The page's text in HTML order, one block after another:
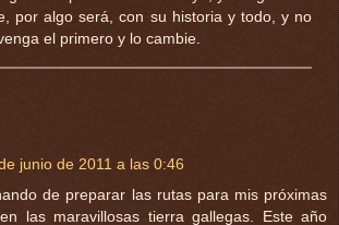
por algo será, con su historia y todo, y no
el primero y lo cambie.
junio de 2011 a las 0:46
de preparar las rutas para mis próximas
las maravillosas tierra gallegas. Este año